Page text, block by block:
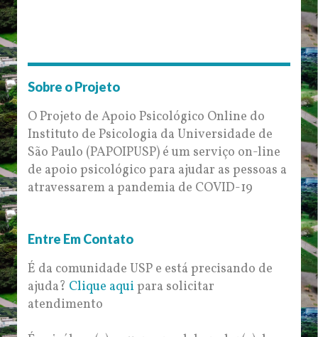
Sobre o Projeto
O Projeto de Apoio Psicológico Online do
Instituto de Psicologia da Universidade de
São Paulo (PAPOIPUSP) é um serviço on-line
de apoio psicológico para ajudar as pessoas a
atravessarem a pandemia de COVID-19
Entre Em Contato
É da comunidade USP e está precisando de
ajuda? Clique aquipara solicitar
atendimento